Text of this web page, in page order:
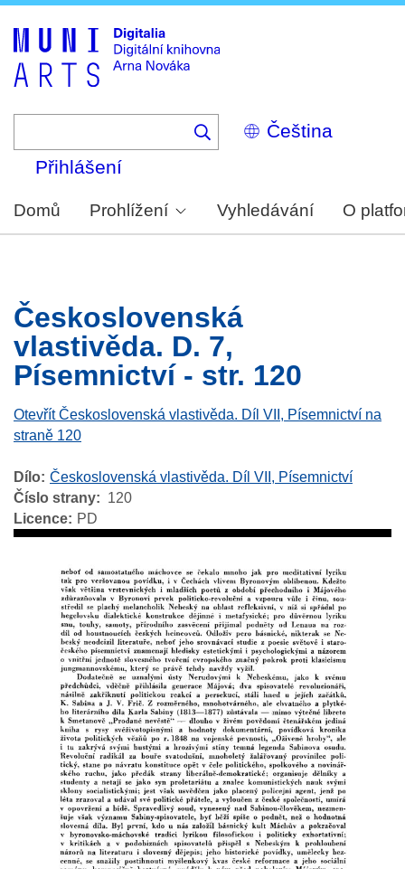
Select
your
Přihlášení
Domů Prohlížení Vyhledávání O
Československá
vlastivěda. D. 7,
Písemnictví - str. 120
Otevřít Československá vlastivěda. Díl VII, Písemnictví na
straně 120
Dílo Československá vlastivěda. Díl VII, Písemnictví
Číslo strany
120
Licence
PD